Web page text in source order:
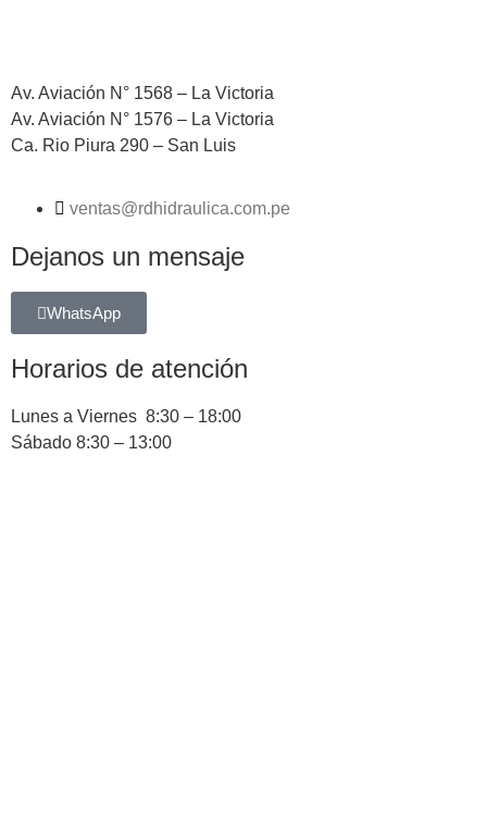
Av. Aviación N° 1568 – La Victoria
Av. Aviación N° 1576 – La Victoria
Ca. Rio Piura 290 – San Luis
ventas@rdhidraulica.com.pe
Dejanos un mensaje
WhatsApp
Horarios de atención
Lunes a Viernes 8:30 – 18:00
Sábado 8:30 – 13:00